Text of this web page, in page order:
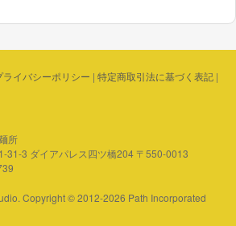
ライバシーポリシー | 特定商取引法に基づく表記|
所
31-3 ダイアパレス四ツ橋204 〒550-0013
Copyright © 2012-2026 Path Incorporated